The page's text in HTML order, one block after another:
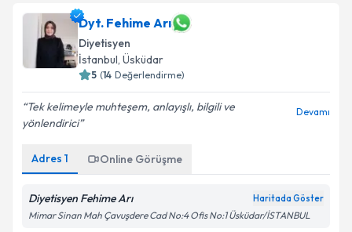
Dyt. Fehime Arı
Diyetisyen
İstanbul, Üsküdar
5 (14 Değerlendirme)
Tek kelimeyle muhteşem, anlayışlı, bilgili ve
yönlendirici
Devamı
Adres 1 Online Görüşme
Diyetisyen Fehime Arı Haritada Göster
Mimar Sinan Mah Çavuşdere Cad No:4 Ofis No:1 Üsküdar/İSTANBUL